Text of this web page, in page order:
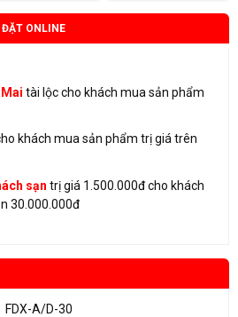
ĐẶT ONLINE
tài lộc cho khách mua sản phẩm
khách mua sản phẩm trị giá trên
sạn trị giá 1.500.000đ cho khách
30.000.000đ
FDX-A/D-30